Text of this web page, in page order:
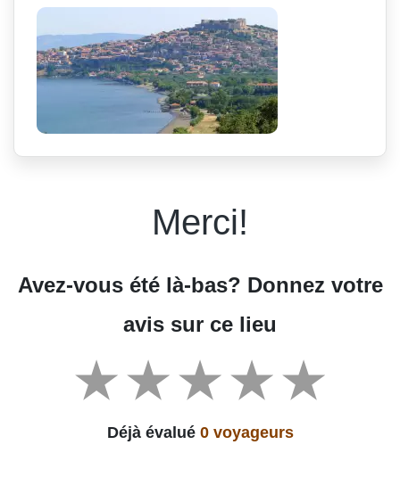
Merci!
Avez-vous été là-bas? Donnez votre
avis sur ce lieu
Déjà évalué 0 voyageurs